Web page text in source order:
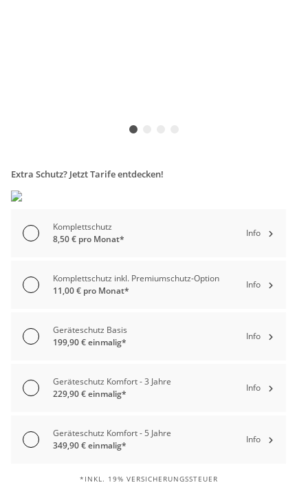
Extra Schutz? Jetzt Tarife entdecken!
Komplettschutz
8,50 € pro Monat*
Info
Komplettschutz inkl. Premiumschutz-Option
11,00 € pro Monat*
Info
Geräteschutz Basis
199,90 € einmalig*
Info
Geräteschutz Komfort - 3 Jahre
229,90 € einmalig*
Info
Geräteschutz Komfort - 5 Jahre
349,90 € einmalig*
Info
*INKL. 19% VERSICHERUNGSSTEUER